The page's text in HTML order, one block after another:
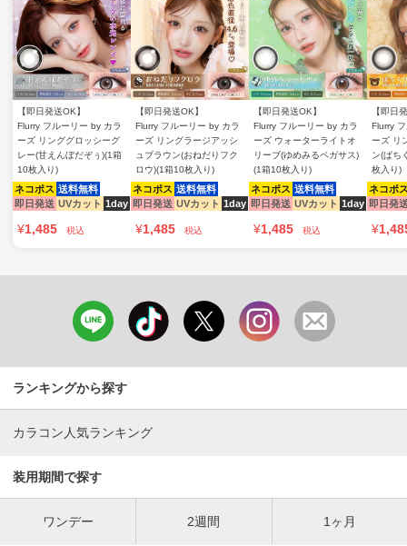
【即日発送OK】
Flurry フルーリー by カラ
ーズ リンググロッシーグ
レー(甘えんぼだぞぅ)(1箱
10枚入り)
ネコポス 送料無料
即日発送 UVカット 1day
¥1,485 税込
【即日発送OK】
Flurry フルーリー by カラ
ーズ リングラージアッシ
ュブラウン(おねだりフク
ロウ)(1箱10枚入り)
ネコポス 送料無料
即日発送 UVカット 1day
¥1,485 税込
【即日発送OK】
Flurry フルーリー by カラ
ーズ ウォーターライトオ
リーブ(ゆめみるペガサス)
(1箱10枚入り)
ネコポス 送料無料
即日発送 UVカット 1day
¥1,485 税込
【即日
Flurry
ーズ リ
ン(ぱち
枚入り)
ネコポ
即日発
¥
ランキングから探す
カラコン人気ランキング
装用期間で探す
ワンデー 2週間 1ヶ月